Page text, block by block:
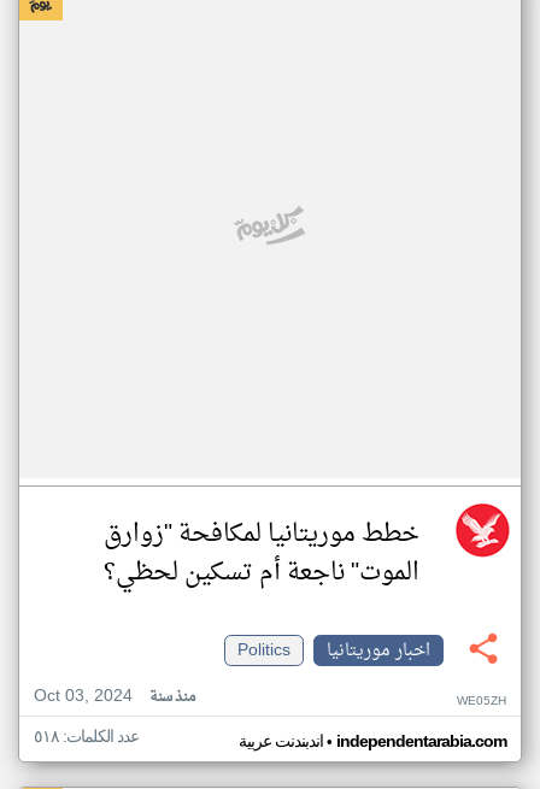
خطط موريتانيا لمكافحة "زوارق
الموت" ناجعة أم تسكين لحظي؟
اخبار موريتانيا
Politics
Oct 03, 2024
منذ سنة WE05ZH
اندبندنت عربية• independentarabia.com عدد الكلمات: ٥١٨